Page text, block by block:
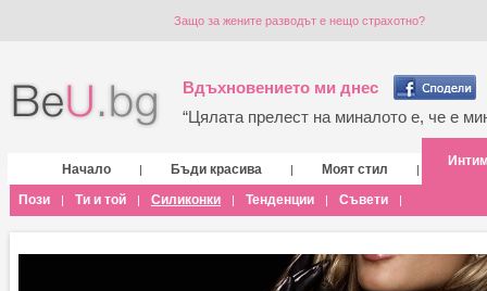
Защо за жените разводът е нещо страхотно?
Вдъхновението ми днес
“Цялата прелест на миналото е, че е
Начало | Бъди красива | Моят стил |
Пози | Ти и той | Силиконки | Тенденции | Съвети |